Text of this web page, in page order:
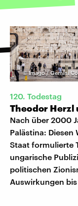
©Imago / Gemini
120. Todestag
Theodor Herzl
Nach über 2000
Palästina:
Staat formulierte
ungarische
politischen
Auswirkungen